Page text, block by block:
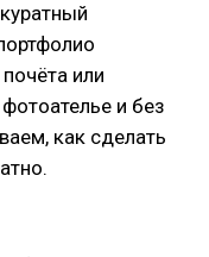
или
и без
как сделать